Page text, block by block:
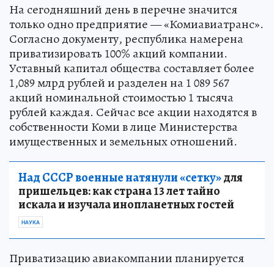
На сегодняшний день в перечне значится
только одно предприятие — «Комиавиатранс».
Согласно документу, республика намерена
приватизировать 100% акций компании.
Уставный капитал общества составляет более
1,089 млрд рублей и разделен на 1 089 567
акций номинальной стоимостью 1 тысяча
рублей каждая. Сейчас все акции находятся в
собственности Коми в лице Министерства
имущественных и земельных отношений.
Над СССР военные натянули «сетку»для
пришельцев: как страна 13 лет тайно
искала и изучала инопланетных гостей
НАУКА
Приватизацию авиакомпании планируется